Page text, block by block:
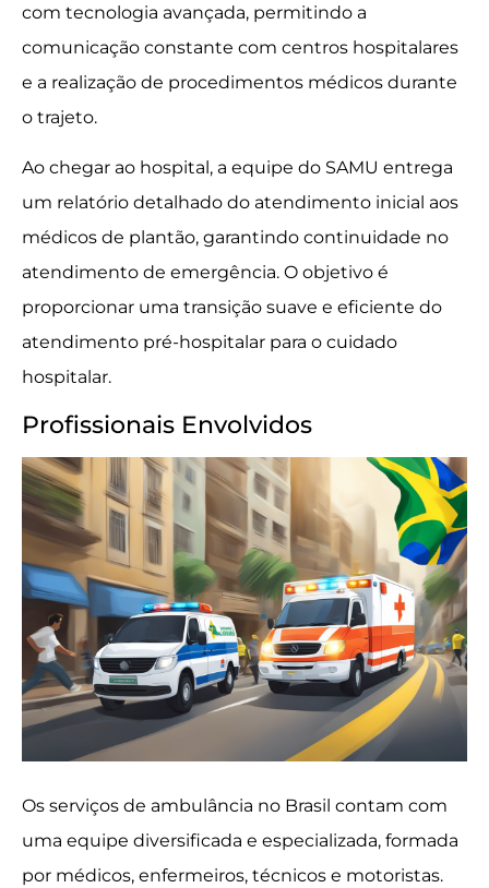
com tecnologia avançada, permitindo a
comunicação constante com centros hospitalares
e a realização de procedimentos médicos durante
o trajeto.
Ao chegar ao hospital, a equipe do SAMU entrega
um relatório detalhado do atendimento inicial aos
médicos de plantão, garantindo continuidade no
atendimento de emergência. O objetivo é
proporcionar uma transição suave e eficiente do
atendimento pré-hospitalar para o cuidado
hospitalar.
Profissionais Envolvidos
Os serviços de ambulância no Brasil contam com
uma equipe diversificada e especializada, formada
por médicos, enfermeiros, técnicos e motoristas.